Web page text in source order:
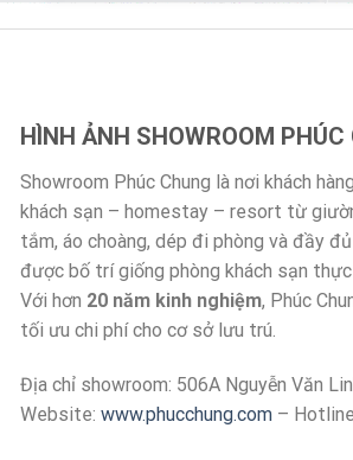
HÌNH ẢNH SHOWROOM PHÚC
Showroom Phúc Chung là nơi khách
khách sạn – homestay – resort từ
tắm, áo choàng, dép đi phòng và đầy
được bố trí giống phòng khách sạn
Với hơn 20 năm kinh nghiệm, Phúc
tối ưu chi phí cho cơ sở lưu trú.
Địa chỉ showroom: 506A Nguyễn Văn
Website: www.phucchung.com –